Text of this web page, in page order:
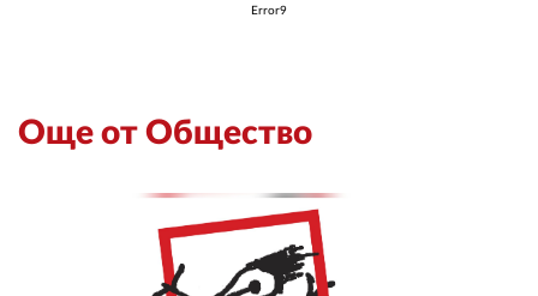
Error9
Още от Общество